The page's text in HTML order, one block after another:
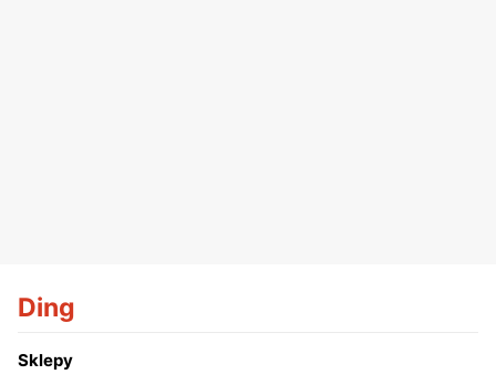
Ding
Sklepy